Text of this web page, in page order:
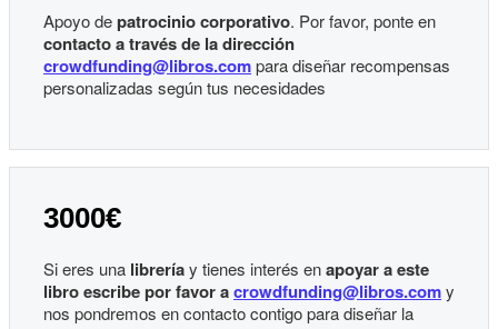
Apoyo depatrocinio corporativo. Por favor, ponte en
contacto a través de la dirección
crowdfunding@libros.compara diseñar recompensas
personalizadas según tus necesidades
3000€
Si eres una libreríay tienes interés enapoyar a este
libro escribe por favor acrowdfunding@libros.comy
nos pondremos en contacto contigo para diseñar la